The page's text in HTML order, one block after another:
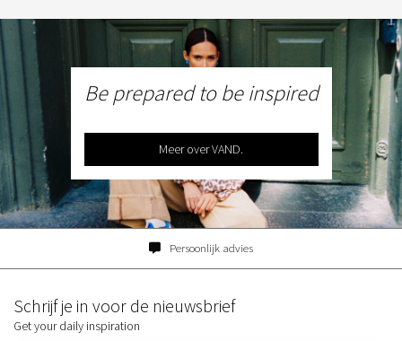
Be prepared to be inspired
Meer over VAND.
Schrijf je in voor de nieuwsbrief
Get your daily inspiration